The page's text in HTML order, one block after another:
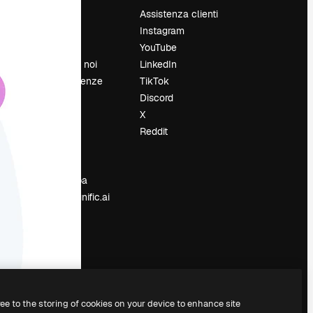
Lavora con noi
Cerca tendenze
Sala stampa
Cerchi magnific.ai
Assistenza clienti
Instagram
YouTube
LinkedIn
TikTok
Discord
X
Reddit
to the storing of cookies on your device to enhance site